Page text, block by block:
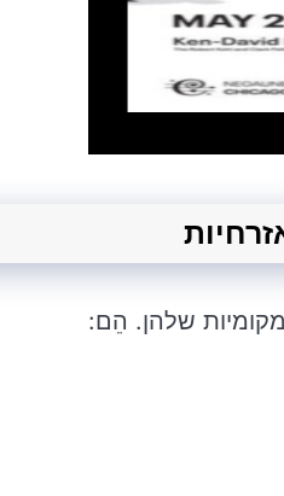
שלהן. הֵם: